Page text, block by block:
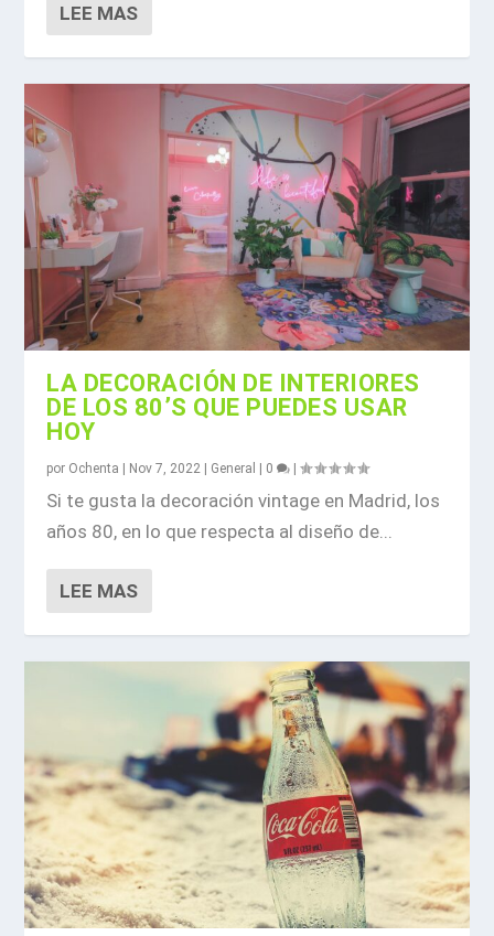
LEE MAS
LA DECORACIÓN DE INTERIORES
DE LOS 80’S QUE PUEDES USAR
HOY
por Ochenta Nov 7, 2022 General 0 |
Si te gusta la decoración vintage en Madrid, los
años 80, en lo que respecta al diseño de...
LEE MAS